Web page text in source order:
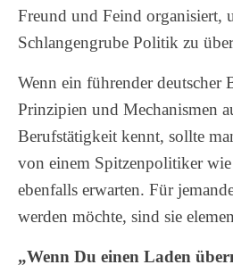
Freund und Feind organisiert,
Schlangengrube Politik zu
Wenn ein führender deutscher
Prinzipien und Mechanismen
Berufstätigkeit kennt, sollte
von einem Spitzenpolitiker
ebenfalls erwarten. Für
werden möchte, sind sie
„Wenn Du einen Laden